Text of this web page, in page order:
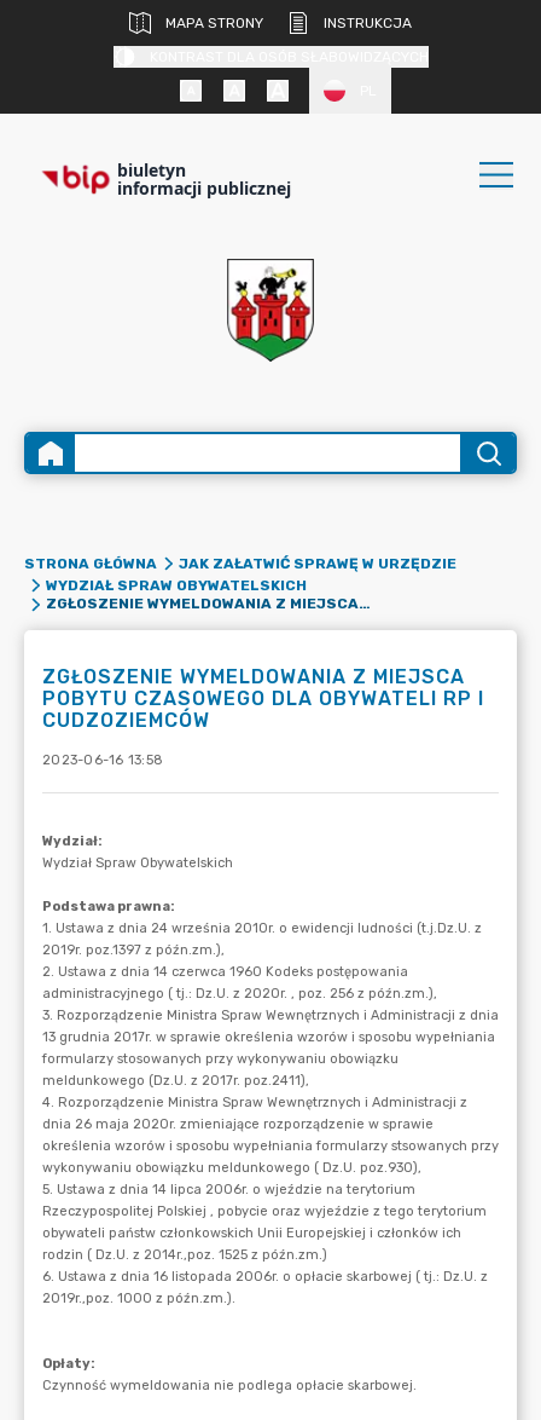
MAPA STRONY
INSTRUKCJA
biuletyn
informacji publicznej
STRONA GŁÓWNA
JAK ZAŁATWIĆ SPRAWĘ W URZĘDZIE
WYDZIAŁ SPRAW OBYWATELSKICH
ZGŁOSZENIE WYMELDOWANIA Z MIEJSCA POBYTU CZASOWEGO DLA OBYWATELI RP I CUDZOZIEMCÓW
ZGŁOSZENIE WYMELDOWANIA Z MIEJSCA
POBYTU CZASOWEGO DLA OBYWATELI RP I
CUDZOZIEMCÓW
2023-06-16 13:58